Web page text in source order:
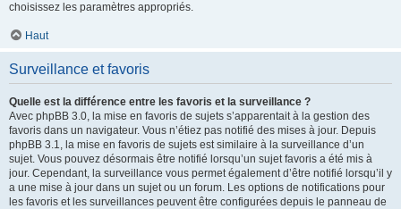
choisissez les paramètres appropriés.
Haut
Surveillance et favoris
Quelle est la différence entre les favoris et la surveillance ?
Avec phpBB 3.0, la mise en favoris de sujets s’apparentait à la gestion des
favoris dans un navigateur. Vous n’étiez pas notifié des mises à jour. Depuis
phpBB 3.1, la mise en favoris de sujets est similaire à la surveillance d’un
sujet. Vous pouvez désormais être notifié lorsqu’un sujet favoris a été mis à
jour. Cependant, la surveillance vous permet également d’être notifié lorsqu’il y
a une mise à jour dans un sujet ou un forum. Les options de notifications pour
les favoris et les surveillances peuvent être configurées depuis le panneau de